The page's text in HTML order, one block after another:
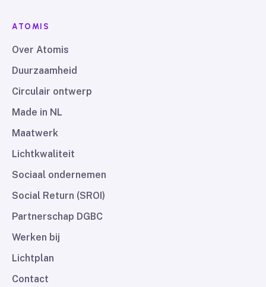
ATOMIS
Over Atomis
Duurzaamheid
Circulair ontwerp
Made in NL
Maatwerk
Lichtkwaliteit
Sociaal ondernemen
Social Return (SROI)
Partnerschap DGBC
Werken bij
Lichtplan
Contact